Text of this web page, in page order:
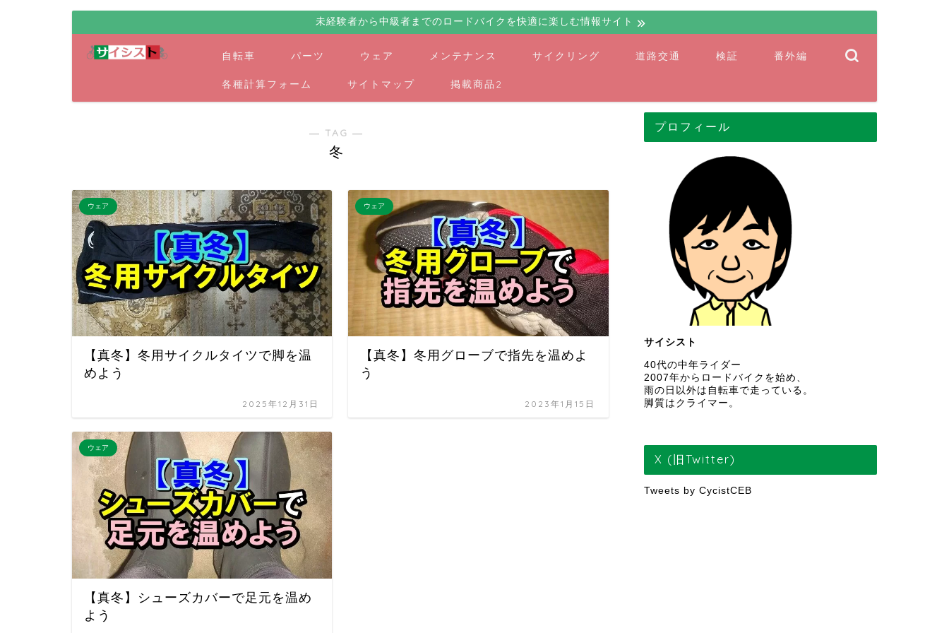
未経験者から中級者までのロードバイクを快適に楽しむ情報サイト
自転車 パーツ ウェア メンテナンス サイクリング 道路交通 検証 番外編
各種計算フォーム サイトマップ 掲載商品2
― TAG ―
冬
ウェア
【真冬】冬用サイクルタイツで脚を温
めよう
2025年12月31日
ウェア
【真冬】冬用グローブで指先を温めよ
う
2023年1月15日
ウェア
【真冬】シューズカバーで足元を温め
よう
プロフィール
サイシスト
40代の中年ライダー
2007年からロードバイクを始め、
雨の日以外は自転車で走っている。
脚質はクライマー。
X (旧Twitter)
Tweets by CycistCEB